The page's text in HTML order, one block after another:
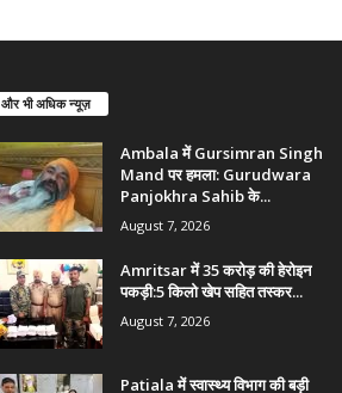
और भी अधिक न्यूज़
Ambala में Gursimran Singh
Mand पर हमला: Gurudwara
Panjokhra Sahib के...
August 7, 2026
Amritsar में 35 करोड़ की हेरोइन
पकड़ी:5 किलो खेप सहित तस्कर...
August 7, 2026
Patiala में स्वास्थ्य विभाग की बड़ी